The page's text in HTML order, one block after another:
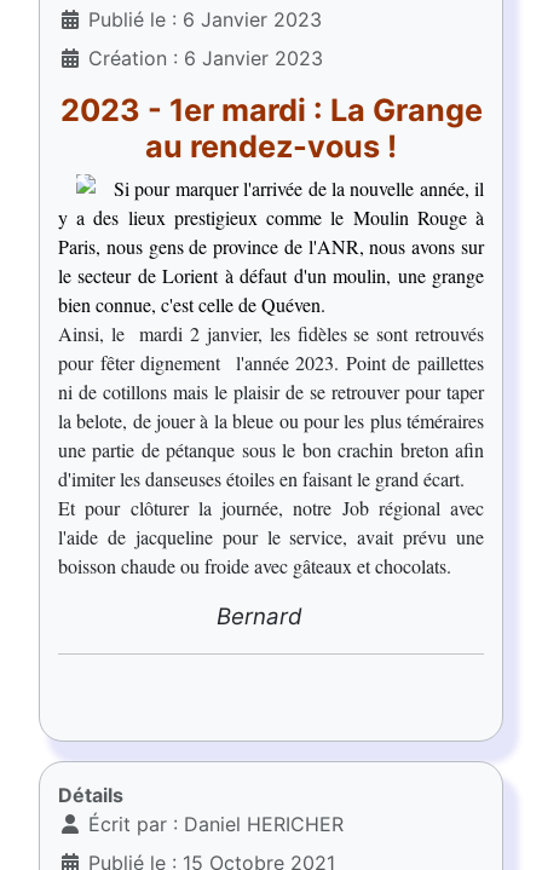
Publié le : 6 Janvier 2023
Création : 6 Janvier 2023
2023 - 1er mardi : La Grange
au rendez-vous !
Si pour marquer l'arrivée de la nouvelle année, il
y a des lieux prestigieux comme le Moulin Rouge à
Paris, nous gens de province de l'ANR, nous avons sur
le secteur de Lorient à défaut d'un moulin, une grange
bien connue, c'est celle de Quéven.
Ainsi, le mardi 2 janvier, les fidèles se sont retrouvés
pour fêter dignement l'année 2023. Point de paillettes
ni de cotillons mais le plaisir de se retrouver pour taper
la belote, de jouer à la bleue ou pour les plus téméraires
une partie de pétanque sous le bon crachin breton afin
d'imiter les danseuses étoiles en faisant le grand écart.
Et pour clôturer la journée, notre Job régional avec
l'aide de jacqueline pour le service, avait prévu une
boisson chaude ou froide avec gâteaux et chocolats.
Bernard
Détails
Écrit par : Daniel HERICHER
Publié le : 15 Octobre 2021